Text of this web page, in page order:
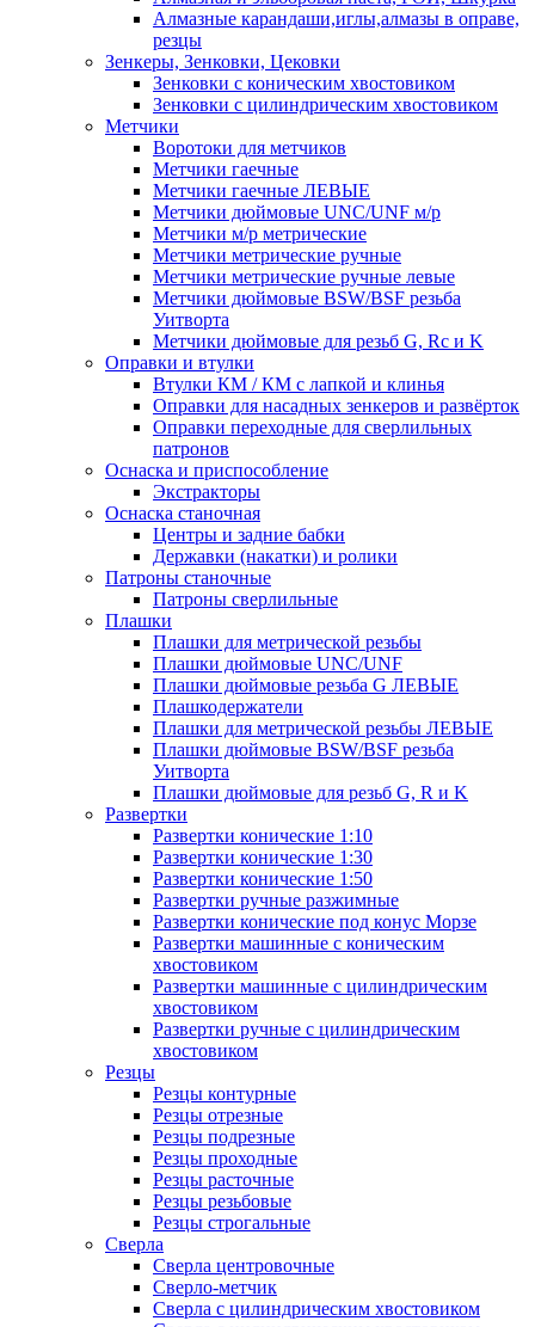
Алмазные карандаши,иглы,алмазы в оправе,
резцы
Зенкеры, Зенковки, Цековки
Зенковки с коническим хвостовиком
Зенковки с цилиндрическим хвостовиком
Метчики
Воротоки для метчиков
Метчики гаечные
Метчики гаечные ЛЕВЫЕ
Метчики дюймовые UNC/UNF м/р
Метчики м/р метрические
Метчики метрические ручные
Метчики метрические ручные левые
Метчики дюймовые BSW/BSF резьба
Уитворта
Метчики дюймовые для резьб G, Rc и K
Оправки и втулки
Втулки КМ / КМ с лапкой и клинья
Оправки для насадных зенкеров и развёрток
Оправки переходные для сверлильных
патронов
Оснаска и приспособление
Экстракторы
Оснаска станочная
Центры и задние бабки
Державки (накатки) и ролики
Патроны станочные
Патроны сверлильные
Плашки
Плашки для метрической резьбы
Плашки дюймовые UNC/UNF
Плашки дюймовые резьба G ЛЕВЫЕ
Плашкодержатели
Плашки для метрической резьбы ЛЕВЫЕ
Плашки дюймовые BSW/BSF резьба
Уитворта
Плашки дюймовые для резьб G, R и K
Развертки
Развертки конические 1:10
Развертки конические 1:30
Развертки конические 1:50
Развертки ручные разжимные
Развертки конические под конус Морзе
Развертки машинные с коническим
хвостовиком
Развертки машинные с цилиндрическим
хвостовиком
Развертки ручные с цилиндрическим
хвостовиком
Резцы
Резцы контурные
Резцы отрезные
Резцы подрезные
Резцы проходные
Резцы расточные
Резцы резьбовые
Резцы строгальные
Сверла
Сверла центровочные
Сверло-метчик
Сверла с цилиндрическим хвостовиком